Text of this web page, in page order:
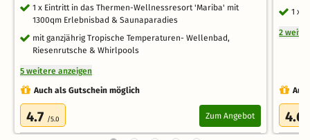
1 x Eintritt in das Thermen-Wellnessresort 'Mariba' mit
1300qm Erlebnisbad & Saunaparadies
mit ganzjährig Tropische Temperaturen- Wellenbad,
Riesenrutsche & Whirlpools
5 weitere anzeigen
Auch als Gutschein möglich
4.7 /5.0 Zum Angebot
1 x
2
4.6